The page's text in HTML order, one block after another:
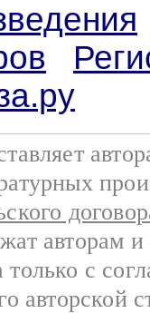
авторам
с
авторской